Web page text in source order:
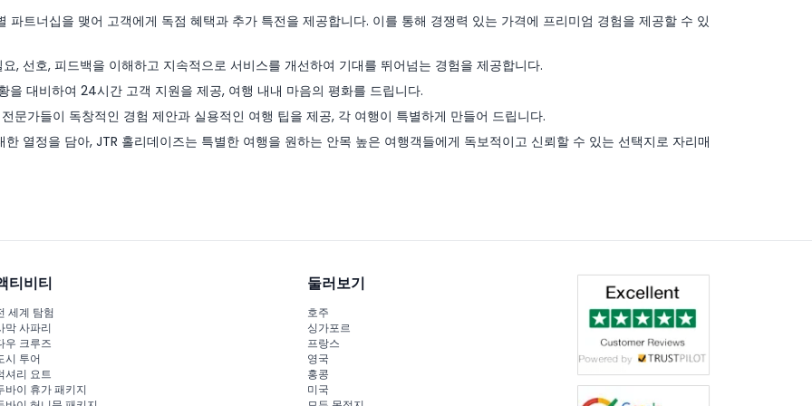
파트너십을 맺어 고객에게 독점 혜택과 추가 특전을 제공합니다. 이를 통해 경쟁력 있는 가격에 프리미엄 경험을 제공할 수 있
, 선호, 피드백을 이해하고 지속적으로 서비스를 개선하여 기대를 뛰어넘는 경험을 제공합니다.
대비하여 24시간 고객 지원을 제공, 여행 내내 마음의 평화를 드립니다.
문가들이 독창적인 경험 제안과 실용적인 여행 팁을 제공, 각 여행이 특별하게 만들어 드립니다.
열정을 담아, JTR 홀리데이즈는 특별한 여행을 원하는 안목 높은 여행객들에게 독보적이고 신뢰할 수 있는 선택지로 자리매
티비티
세계 탐험
막 사파리
우 크루즈
시 투어
셔리 요트
바이 휴가 패키지
둘러보기
호주
싱가포르
프랑스
영국
홍콩
미국